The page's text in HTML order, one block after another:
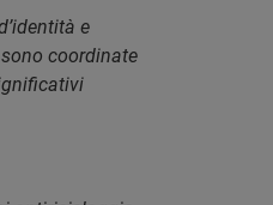
e
coordinate